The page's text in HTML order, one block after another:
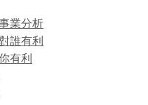
業分析
誰有利
有利